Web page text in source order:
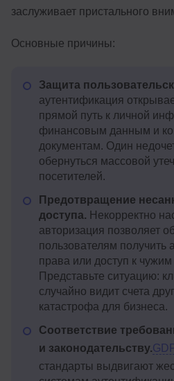
заслуживает пристального
Основные причины:
Защита
аутентификация
прямой путь к личной
финансовым данным и
документам. Один
обернуться массовой
посетителей.
Предотвращение
доступа. Некорректно
авторизация позволяет
пользователям получить
права или доступ к чужим
Представьте ситуацию:
случайно видит счета
катастрофа для бизнеса.
Соответствие
и законодательству.
стандарты выдвигают